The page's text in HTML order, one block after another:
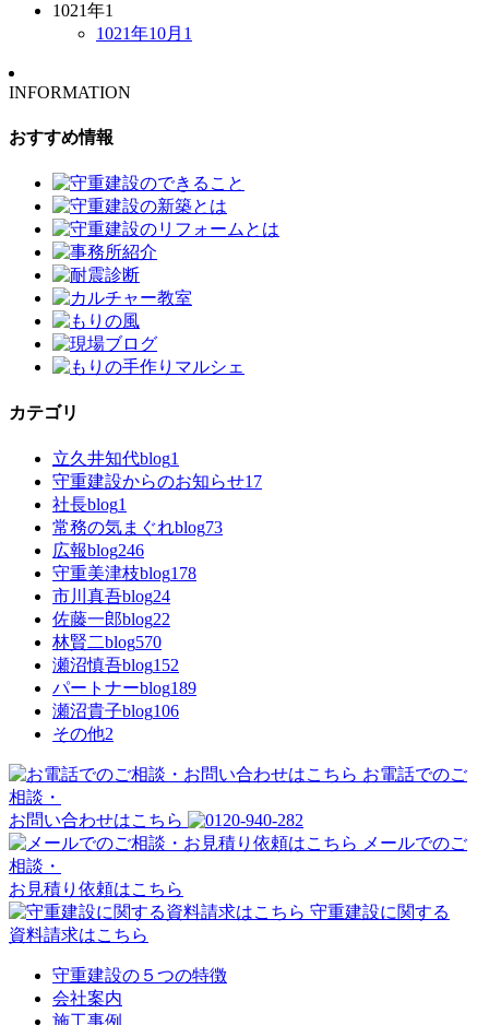
1021年1
1021年10月 1
INFORMATION
おすすめ情報
カテゴリ
立久井知代blog1
守重建設からのお知らせ17
社長blog1
常務の気まぐれblog73
広報blog246
守重美津枝blog178
市川真吾blog24
佐藤一郎blog22
林賢二blog570
瀬沼慎吾blog152
パートナーblog189
瀬沼貴子blog106
その他2
お電話でのご
相談・
お問い合わせはこちら
メールでのご
相談・
お見積り依頼はこちら
守重建設に関する
資料請求はこちら
守重建設の５つの特徴
会社案内